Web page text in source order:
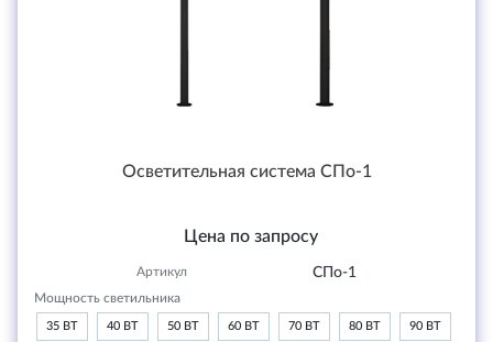
Осветительная система СПо-1
Цена по запросу
Артикул СПо-1
Мощность светильника
35 ВТ 40 ВТ 50 ВТ 60 ВТ 70 ВТ 80 ВТ 90 ВТ